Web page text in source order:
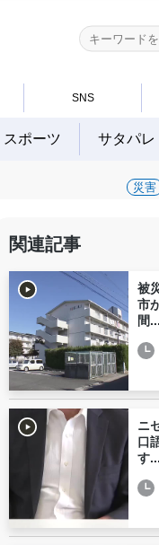
SNS
スポーツ サタパレ
災害
関連記事
被
市
間...
ニ
口
す...